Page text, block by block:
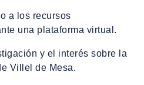
a los recursos
una plataforma virtual.
y el interés sobre la
Villel de Mesa.